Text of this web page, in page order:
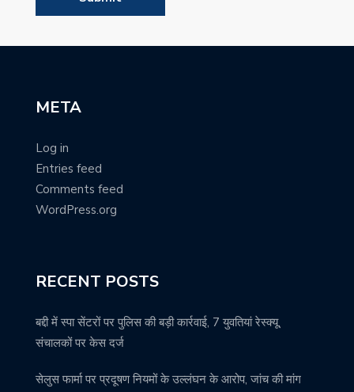
META
Log in
Entries feed
Comments feed
WordPress.org
RECENT POSTS
बद्दी में स्पा सेंटरों पर पुलिस की बड़ी कार्रवाई, 7 युवतियां रेस्क्यू,
संचालकों पर केस दर्ज
सेलुस फार्मा पर प्रदूषण नियमों के उल्लंघन के आरोप, जांच की मांग